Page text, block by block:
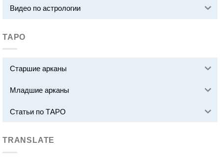
Видео по астрологии
ТАРО
Старшие арканы
Младшие арканы
Статьи по ТАРО
TRANSLATE